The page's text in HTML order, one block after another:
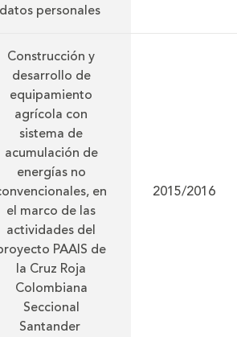
datos personales
Construcción y
desarrollo de
equipamiento
agrícola con
sistema de
acumulación de
energías no
en
el marco de las
actividades del
PAAIS de
la Cruz Roja
Colombiana
Seccional
Santander
2015/2016